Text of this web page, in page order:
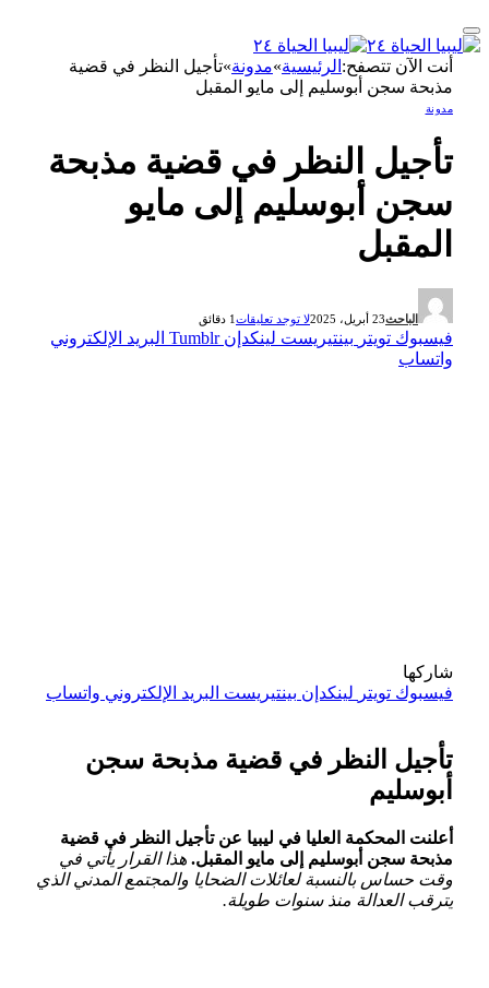
أنت الآن تتصفح:الرئيسية»مدونة»تأجيل النظر في قضية
مذبحة سجن أبوسليم إلى مايو المقبل
مدونة
تأجيل النظر في قضية مذبحة
سجن أبوسليم إلى مايو
المقبل
الباحث23 أبريل، 2025 لا توجد تعليقات1 دقائق
فيسبوك تويتر بينتيريست لينكدإن Tumblr البريد الإلكتروني
واتساب
شاركها
فيسبوك تويتر لينكدإن بينتيريست البريد الإلكتروني واتساب
تأجيل النظر في قضية مذبحة سجن
أبوسليم
أعلنت المحكمة العليا في ليبيا عن تأجيل النظر‌ في قضية
مذبحة سجن أبوسليم إلى مايو المقبل. هذا القرار يأتي في
وقت حساس⁢ بالنسبة لعائلات الضحايا والمجتمع المدني الذي
يترقب العدالة منذ ​سنوات​ طويلة.